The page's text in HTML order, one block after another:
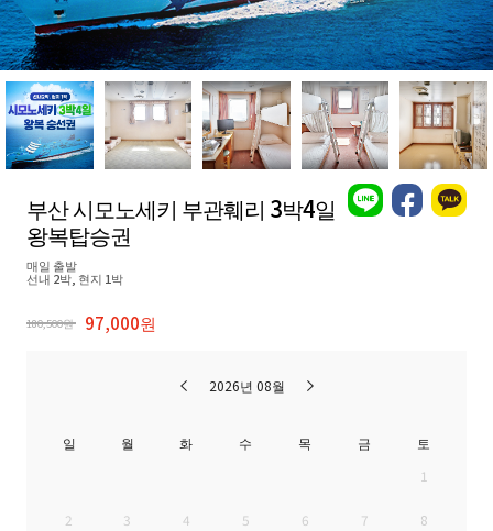
부산 시모노세키 부관훼리 3박4일
왕복탑승권
매일 출발
선내 2박, 현지 1박
180,500원 97,000원
2026년 08월
일 월 화 수 목 금
토
1
2 3 4 5 6 7 8